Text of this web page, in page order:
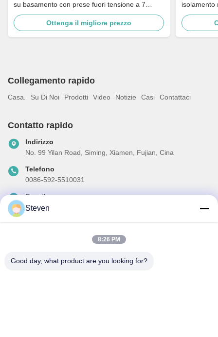
su basamento con prese fuori tensione a 7
livelli, adattamento multi-tensione e boccole in
porcellana per messa a terra
Ottenga il migliore prezzo
isolamento
a 480Y
Collegamento rapido
Casa. Su Di Noi Prodotti Video Notizie Casi Contattaci
Contatto rapido
Indirizzo
No. 99 Yilan Road, Siming, Xiamen, Fujian, Cina
Telefono
0086-592-5510031
E-mail
steven@winley-electric.com
Iscriviti alla nostra newsletter per sconti e altro.
Steven
8:26 PM
Good day, what product are you looking for?